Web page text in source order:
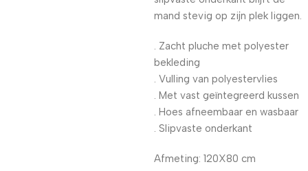
mand stevig op zijn plek liggen.
. Zacht pluche met polyester
bekleding
. Vulling van polyestervlies
. Met vast geïntegreerd kussen
. Hoes afneembaar en wasbaar
. Slipvaste onderkant
Afmeting: 120X80 cm